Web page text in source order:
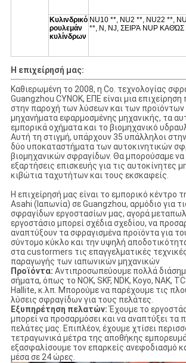
Κυλινδρικό
ρουλεμάν
κυλίνδρων
NU10 **, NU2 **, NU22 **,
**, Ν, NJ, ΣΕΙΡΆ NUP ΚΑΘΏΣ
Η επιχείρησή μας:
Καθιερωμένη το 2008, η Co. τεχνολογίας
Guangzhou CYNOK, ΕΠΕ είναι μια επιχείρηση
στην παροχή των λύσεων και των προϊόντων
μηχανήματα εφαρμοσμένης μηχανικής, τα
εμπορικά οχήματα και το βιομηχανικό
Αυτή τη στιγμή, υπάρχουν 35 υπάλληλοι
δύο υποκαταστήματα των αυτοκινητικών
βιομηχανικών σφραγίδων. Θα μπορούσαμε να
εξαρτήσεις επισκευής για τις αυτοκίνητες
κιβώτια ταχυτήτων και τους εκσκαφείς.
Η επιχείρησή μας είναι το εμπορικό κέντρο
Asahi (Ιαπωνία) σε Guangzhou, αρμόδιο για
σφραγίδων εργοστασίων μας, αγορά
εργοστάσιο μπορεί σχέδια σχεδίου, να
αναπτύξουν τα σφραγισμένα προϊόντα για
σύντομο κύκλο και την υψηλή
στα custormers τις επαγγελματικές
παραγωγής των ιαπωνικών μηχανικών
Προϊόντα: Αντιπροσωπεύουμε πολλά
σήματα, όπως το NOK, SKF, NDK, Koyo, NAK,
Hallite, κ.λπ. Μπορούμε να παρέχουμε τις
λύσεις σφραγίδων για τους πελάτες.
Εξυπηρέτηση πελατών:Έχουμε το
μπορεί να προσαρμόσει και να αναπτύξει τα
πελάτες μας. Επιπλέον, έχουμε χτίσει
τετραγωνικά μέτρα της αποθήκης
εξασφαλίσουμε τον επαρκείς ανεφοδιασμό
μέσα σε 24 ώρες.